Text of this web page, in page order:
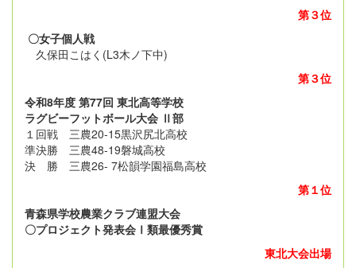
第３位
〇女子個人戦
久保田こはく(L3木ノ下中)
第３位
令和8年度 第77回 東北高等学校
ラグビーフットボール大会 Ⅱ部
１回戦 三農20-15黒沢尻北高校
準決勝 三農48-19磐城高校
決 勝 三農26- 7松韻学園福島高校
第１位
青森県学校農業クラブ連盟大会
〇プロジェクト発表会Ⅰ類最優秀賞
東北大会出場